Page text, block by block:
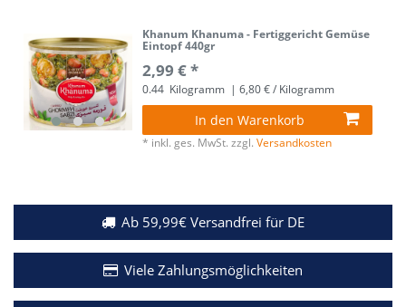
Khanum Khanuma - Fertiggericht Gemüse
Eintopf 440gr
2,99 € *
0.44 Kilogramm | 6,80 € / Kilogramm
In den Warenkorb
* inkl. ges. MwSt. zzgl.Versandkosten
Ab 59,99€ Versandfrei für DE
Viele Zahlungsmöglichkeiten